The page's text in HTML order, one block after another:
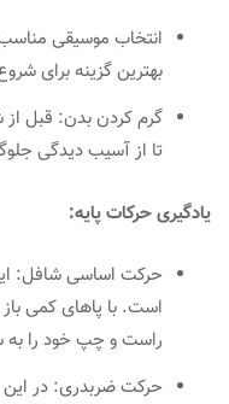
انتخاب موسیقی
بهترین گزینه برای
گرم کردن بدن: قبل از
تا از آسیب دیدگی
یادگیری حرکات پایه:
حرکت اساسی شافل:
است. با پاهای کمی
راست و چپ خود را
حرکت ضربدری: در